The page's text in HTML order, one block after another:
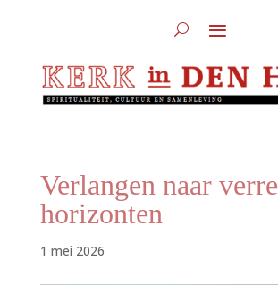
Verlangen naar verre
horizonten
1 mei 2026